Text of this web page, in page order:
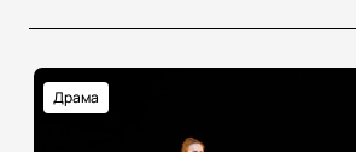
Драма